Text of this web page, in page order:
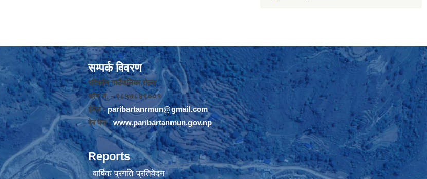
सम्पर्क विवरण
परिवर्तन गाउँपालिका,रोल्पा
फोन नंं. - ९८५७८४९००१
ईमेल -paribartanrmun@gmail.com
वेब पेज -www.paribartanmun.gov.np
Reports
वार्षिक प्रगति प्रतिवेदन